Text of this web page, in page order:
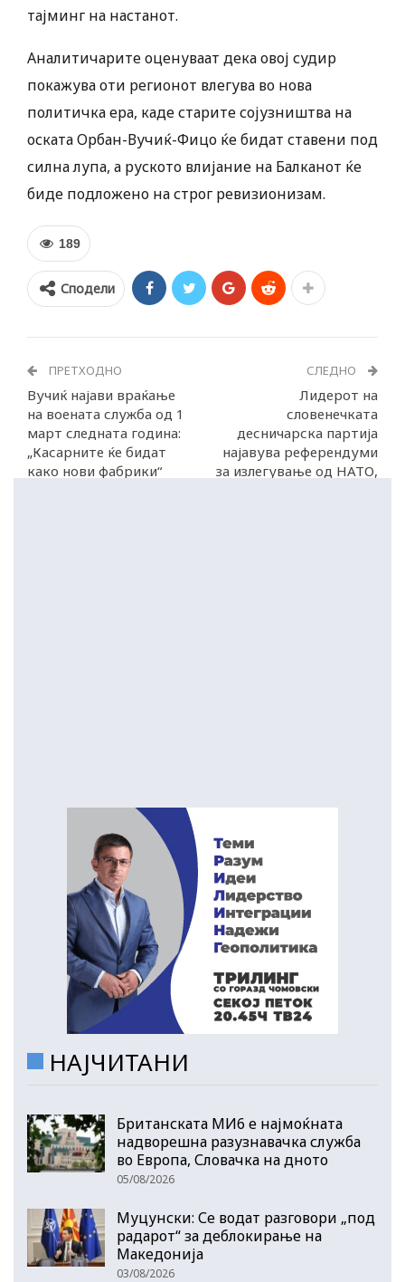
тајминг на настанот.
Аналитичарите оценуваат дека овој судир
покажува оти регионот влегува во нова
политичка ера, каде старите сојузништва на
оската Орбан-Вучиќ-Фицо ќе бидат ставени под
силна лупа, а руското влијание на Балканот ќе
биде подложено на строг ревизионизам.
189
Сподели
ПРЕТХОДНО
Вучиќ најави враќање
на воената служба од 1
март следната година:
„Касарните ќе бидат
како нови фабрики“
СЛЕДНО
Лидерот на
словенечката
десничарска партија
најавува референдуми
за излегување од НАТО,
НАЈЧИТАНИ
Британската МИ6 е најмоќната
надворешна разузнавачка служба
во Европа, Словачка на дното
05/08/2026
Муцунски: Се водат разговори „под
радарот“ за деблокирање на
Македонија
03/08/2026